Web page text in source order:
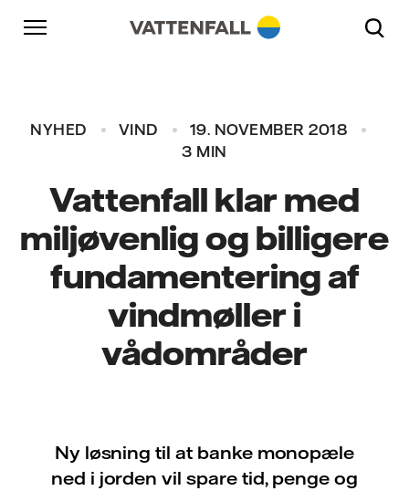
Skift til indhold
Gå til hovednavigation
Gå til sidefod
NYHED VIND
19. NOVEMBER 2018
3 MIN
Vattenfall klar med
miljøvenlig og billigere
fundamentering af
vindmøller i
vådområder
Ny løsning til at banke monopæle
ned i jorden vil spare tid, penge og
Gå til hovednavigation